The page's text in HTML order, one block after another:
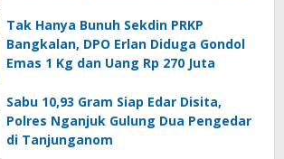
Tak Hanya Bunuh Sekdin PRKP
Bangkalan, DPO Erlan Diduga Gondol
Emas 1 Kg dan Uang Rp 270 Juta
Sabu 10,93 Gram Siap Edar Disita,
Polres Nganjuk Gulung Dua Pengedar
di Tanjunganom